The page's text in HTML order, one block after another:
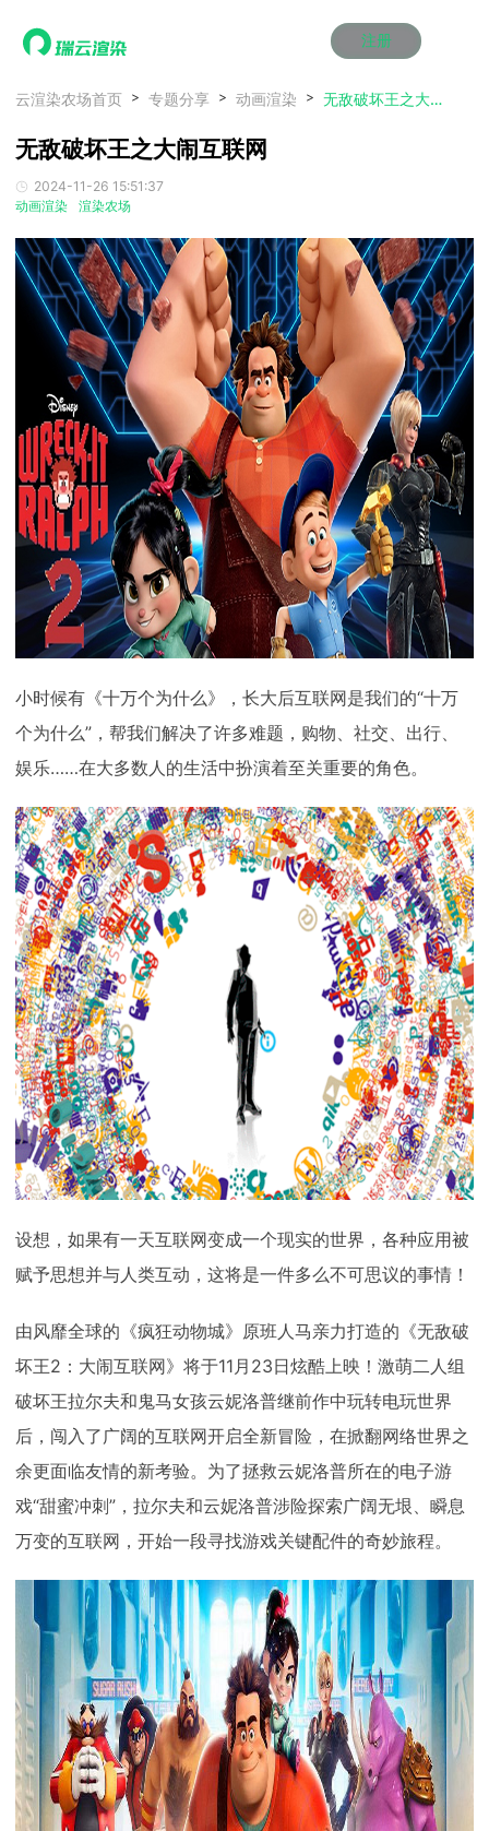
注册
首页
产品服务
云制作
云渲染管理系统
瑞兔百宝箱
AI视频插帧
云制作
云渲染管理系统
瑞兔百宝箱
AI视频插帧
云制作
云渲染管理系统
瑞兔百宝箱
AI视频插帧
云制作
云渲染管理系统
瑞兔百宝箱
AI视频插帧
云制作
云渲染管理系统
瑞兔百宝箱
AI视频插帧
云制作
云渲染管理系统
瑞兔百宝箱
AI视频插帧
解决方案
Maya云渲染方案
3ds Max云渲染方案
Blender 云渲染方案
Maya AI渲染方案
Maya云渲染方案
3ds Max云渲染方案
Blender 云渲染方案
Maya AI渲染方案
Maya云渲染方案
3ds Max云渲染方案
Blender 云渲染方案
Maya AI渲染方案
Maya云渲染方案
3ds Max云渲染方案
Blender 云渲染方案
Maya AI渲染方案
Maya云渲染方案
3ds Max云渲染方案
Blender 云渲染方案
Maya AI渲染方案
Maya云渲染方案
3ds Max云渲染方案
Blender 云渲染方案
Maya AI渲染方案
价格
动画价格
效果图价格
云制作价格
动画价格
效果图价格
云制作价格
动画价格
效果图价格
云制作价格
动画价格
效果图价格
云制作价格
动画价格
效果图价格
云制作价格
动画价格
效果图价格
云制作价格
案例
资讯&赛事
新闻资讯
渲染百科
渲染大赛
泛CG交流会
新闻资讯
渲染百科
渲染大赛
泛CG交流会
新闻资讯
渲染百科
渲染大赛
泛CG交流会
新闻资讯
渲染百科
渲染大赛
泛CG交流会
新闻资讯
渲染百科
渲染大赛
泛CG交流会
新闻资讯
渲染百科
渲染大赛
泛CG交流会
特惠专区
云渲染优惠攻略
青云平台
教育优惠
云渲染优惠攻略
青云平台
教育优惠
云渲染优惠攻略
青云平台
教育优惠
云渲染优惠攻略
青云平台
教育优惠
云渲染优惠攻略
青云平台
教育优惠
云渲染优惠攻略
青云平台
教育优惠
关于我们
下载动画客户端
效果图客户端
动画客户端
效果图客户端
动画客户端
效果图客户端
动画客户端
效果图客户端
动画客户端
效果图客户端
动画客户端
效果图客户端
帮助/教程
登录
云渲染农场首页 专题分享 动画渲染 无敌破坏王之大闹互联网
无敌破坏王之大闹互联网
2024-11-26 15:51:37
动画渲染
渲染农场
小时候有《十万个为什么》，长大后互联网是我们的“十万
个为什么”，帮我们解决了许多难题，购物、社交、出行、
娱乐……在大多数人的生活中扮演着至关重要的角色。
设想，如果有一天互联网变成一个现实的世界，各种应用被
赋予思想并与人类互动，这将是一件多么不可思议的事情！
由风靡全球的《疯狂动物城》原班人马亲力打造的《无敌破
坏王2：大闹互联网》将于11月23日炫酷上映！激萌二人组
破坏王拉尔夫和鬼马女孩云妮洛普继前作中玩转电玩世界
后，闯入了广阔的互联网开启全新冒险，在掀翻网络世界之
余更面临友情的新考验。为了拯救云妮洛普所在的电子游
戏“甜蜜冲刺”，拉尔夫和云妮洛普涉险探索广阔无垠、瞬息
万变的互联网，开始一段寻找游戏关键配件的奇妙旅程。